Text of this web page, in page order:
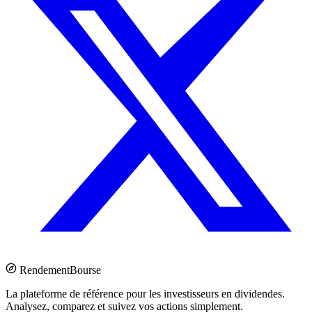
RendementBourse
La plateforme de référence pour les investisseurs en dividendes.
Analysez, comparez et suivez vos actions simplement.